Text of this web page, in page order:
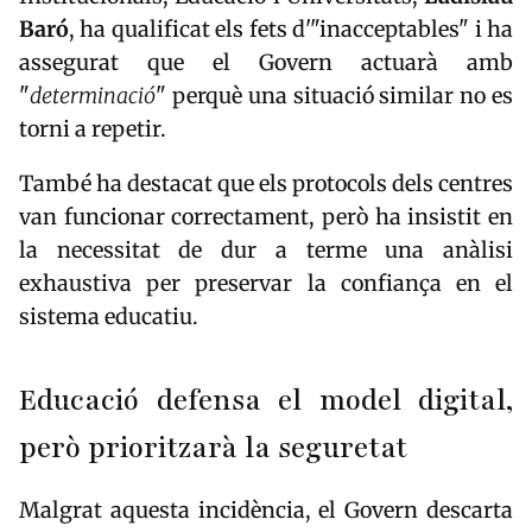
Baró, ha qualificat els fets d'"inacceptables" i ha
assegurat que el Govern actuarà amb
"determinació" perquè una situació similar no es
torni a repetir.
També ha destacat que els protocols dels centres
van funcionar correctament, però ha insistit en
la necessitat de dur a terme una anàlisi
exhaustiva per preservar la confiança en el
sistema educatiu.
Educació defensa el model digital,
però prioritzarà la seguretat
Malgrat aquesta incidència, el Govern descarta